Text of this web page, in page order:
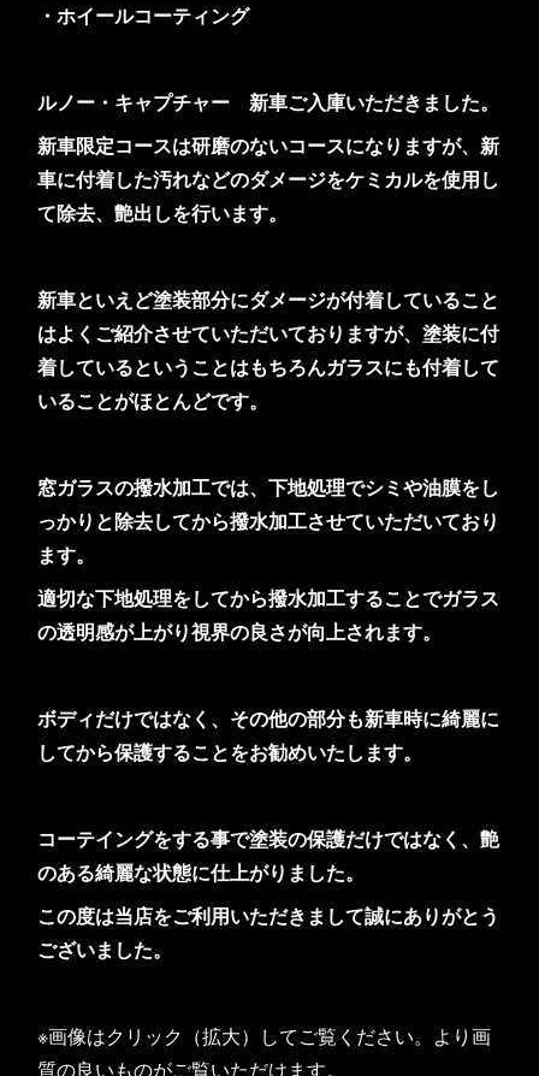
・ホイールコーティング
ルノー・キャプチャー 新車ご入庫いただきました。
新車限定コースは研磨のないコースになりますが、新
車に付着した汚れなどのダメージをケミカルを使用し
て除去、艶出しを行います。
新車といえど塗装部分にダメージが付着していること
はよくご紹介させていただいておりますが、塗装に付
着しているということはもちろんガラスにも付着して
いることがほとんどです。
窓ガラスの撥水加工では、下地処理でシミや油膜をし
っかりと除去してから撥水加工させていただいており
ます。
適切な下地処理をしてから撥水加工することでガラス
の透明感が上がり視界の良さが向上されます。
ボディだけではなく、その他の部分も新車時に綺麗に
してから保護することをお勧めいたします。
コーテイングをする事で塗装の保護だけではなく、艶
のある綺麗な状態に仕上がりました。
この度は当店をご利用いただきまして誠にありがとう
ございました。
※画像はクリック（拡大）してご覧ください。より画
質の良いものがご覧いただけます。